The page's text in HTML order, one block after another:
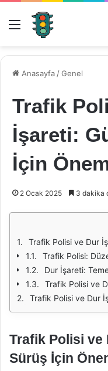
Menü
Anasayfa /Genel
Trafik
İşareti:
İçin
2 Ocak 2025 3 dakika
Trafik Polisi ve Dur
Trafik Polisi:
Dur İşareti:
Trafik Polisi ve
Trafik Polisi ve Dur
Trafik Polisi ve
Sürüş İçin